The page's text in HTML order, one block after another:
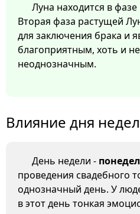
Луна находится в фазе
Вторая фаза растущей
для заключения брака и
благоприятным, хоть и
неоднозначным.
Влияние дня
День недели -
проведения свадебного
однозначный день. У
в этот день тонкая